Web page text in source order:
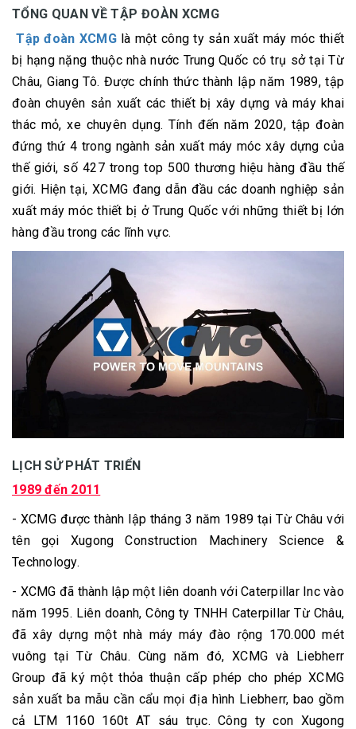
TỔNG QUAN VỀ TẬP ĐOÀN XCMG
Tập đoàn XCMG là một công ty sản xuất máy móc thiết
bị hạng nặng thuộc nhà nước Trung Quốc có trụ sở tại Từ
Châu, Giang Tô. Được chính thức thành lập năm 1989, tập
đoàn chuyên sản xuất các thiết bị xây dựng và máy khai
thác mỏ, xe chuyên dụng. Tính đến năm 2020, tập đoàn
đứng thứ 4 trong ngành sản xuất máy móc xây dựng của
thế giới, số 427 trong top 500 thương hiệu hàng đầu thế
giới. Hiện tại, XCMG đang dẫn đầu các doanh nghiệp sản
xuất máy móc thiết bị ở Trung Quốc với những thiết bị lớn
hàng đầu trong các lĩnh vực.
LỊCH SỬ PHÁT TRIỂN
1989 đến 2011
- XCMG được thành lập tháng 3 năm 1989 tại Từ Châu với
tên gọi Xugong Construction Machinery Science &
Technology.
- XCMG đã thành lập một liên doanh với Caterpillar Inc vào
năm 1995. Liên doanh, Công ty TNHH Caterpillar Từ Châu,
đã xây dựng một nhà máy máy đào rộng 170.000 mét
vuông tại Từ Châu. Cùng năm đó, XCMG và Liebherr
Group đã ký một thỏa thuận cấp phép cho phép XCMG
sản xuất ba mẫu cần cẩu mọi địa hình Liebherr, bao gồm
cả LTM 1160 160t AT sáu trục. Công ty con Xugong